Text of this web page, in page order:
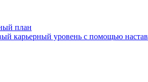
план
карьерный уровень с помощью